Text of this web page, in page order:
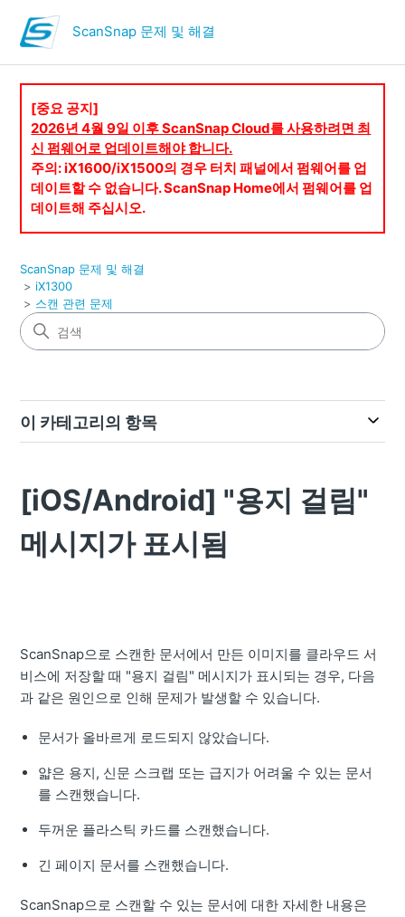
ScanSnap 문제 및 해결
[중요 공지]
2026년 4월 9일 이후 ScanSnap Cloud를 사용하려면 최
신 펌웨어로 업데이트해야 합니다.
주의: iX1600/iX1500의 경우 터치 패널에서 펌웨어를 업
데이트할 수 없습니다. ScanSnap Home에서 펌웨어를 업
데이트해 주십시오.
ScanSnap 문제 및 해결
iX1300
스캔 관련 문제
이 카테고리의 항목
[iOS/Android] "용지 걸림"
메시지가 표시됨
ScanSnap으로 스캔한 문서에서 만든 이미지를 클라우드 서
비스에 저장할 때 "용지 걸림" 메시지가 표시되는 경우, 다음
과 같은 원인으로 인해 문제가 발생할 수 있습니다.
문서가 올바르게 로드되지 않았습니다.
얇은 용지, 신문 스크랩 또는 급지가 어려울 수 있는 문서
를 스캔했습니다.
두꺼운 플라스틱 카드를 스캔했습니다.
긴 페이지 문서를 스캔했습니다.
ScanSnap으로 스캔할 수 있는 문서에 대한 자세한 내용은